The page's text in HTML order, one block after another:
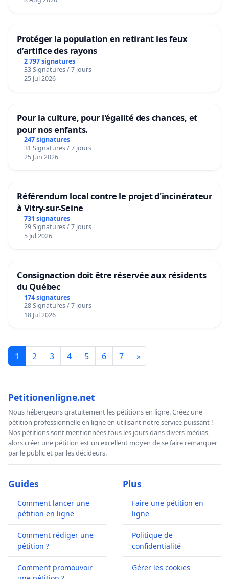
Protéger la population en retirant les feux
d’artifice des rayons
2 797 signatures
33 Signatures / 7 jours
25 Jul 2026
Pour la culture, pour l'égalité des chances, et
pour nos enfants.
247 signatures
31 Signatures / 7 jours
25 Jun 2026
Référendum local contre le projet d'incinérateur
à Vitry-sur-Seine
731 signatures
29 Signatures / 7 jours
5 Jul 2026
Consignaction doit être réservée aux résidents
du Québec
174 signatures
28 Signatures / 7 jours
18 Jul 2026
1 2 3 4 5 6 7 »
Petitionenligne.net
Nous hébergeons gratuitement les pétitions en ligne. Créez une
pétition professionnelle en ligne en utilisant notre service puissant !
Nos pétitions sont mentionnées tous les jours dans divers médias,
alors créer une pétition est un excellent moyen de se faire remarquer
par le public et par les décideurs.
Guides
Comment lancer une
pétition en ligne
Comment rédiger une
pétition ?
Comment promouvoir
Plus
Faire une pétition en
ligne
Politique de
confidentialité
Gérer les cookies